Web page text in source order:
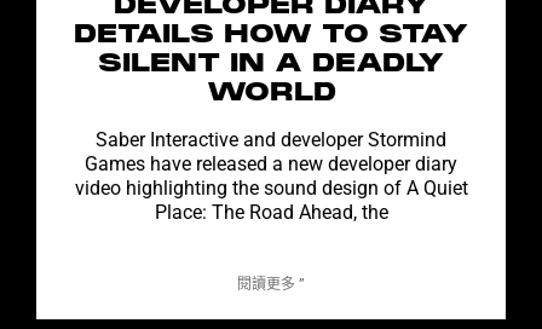
DEVELOPER DIARY
DETAILS HOW TO STAY
SILENT IN A DEADLY
WORLD
Saber Interactive and developer Stormind
Games have released a new developer diary
video highlighting the sound design of A Quiet
Place: The Road Ahead, the
閱讀更多 ”